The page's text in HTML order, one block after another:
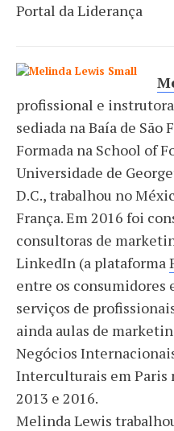
Portal da Liderança
profissional e
sediada na Baía de São
Formada na School of
Universidade de
D.C., trabalhou no
França. Em 2016 foi
consultoras de
LinkedIn (a plataforma
entre os consumidores
serviços de
ainda aulas de
Negócios
Interculturais em Paris
2013 e 2016.
Melinda Lewis